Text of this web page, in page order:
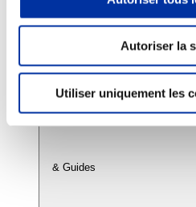
Autoriser la
Utiliser uniquement les
Sources d’information
& Guides